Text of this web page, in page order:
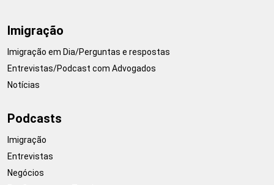
Imigração
Imigração em Dia/Perguntas e respostas
Entrevistas/Podcast com Advogados
Notícias
Podcasts
Imigração
Entrevistas
Negócios